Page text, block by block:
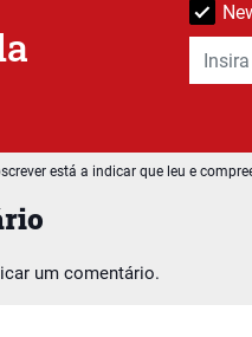
um comentário.
está a indicar que leu e